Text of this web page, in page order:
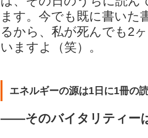
ます。今でも既に書いた
るから、私が死んでも2
いますよ（笑）。
エネルギーの源は1日に1冊の
――そのバイタリティー